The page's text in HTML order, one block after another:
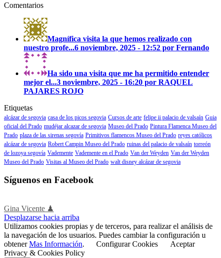
Comentarios
Magnífica visita la que hemos realizado con
nuestro profe...6 noviembre, 2025 - 12:52 por Fernando
Ha sido una visita que me ha permitido entender
mejor el...3 noviembre, 2025 - 16:20 por RAQUEL
PAJARES ROJO
Etiquetas
alcázar de segovia casa de los picos segovia Cursos de arte felipe ii palacio de valsaín Guia
oficial del Prado mudéjar alcazar de segovia Museo del Prado Pintura Flamenca Museo del
Prado plaza de las sirenas segovía Primitivos flamencos Museo del Prado reyes católicos
alcázar de segovia Robert Campin Museo del Prado ruinas del palacio de valsaín torreón
de lozoya segovía Vademente Vademente en el Prado Van der Weyden Van der Weyden
Museo del Prado Visitas al Museo del Prado walt disney alcázar de segovia
Síguenos en Facebook
Gina Vicente ♟
Desplazarse hacia arriba
Utilizamos cookies propias y de terceros, para realizar el análisis de
la navegación de los usuarios. Puedes cambiar la configuración u
obtenerMas Información. Configurar Cookies
Aceptar
Privacy & Cookies Policy